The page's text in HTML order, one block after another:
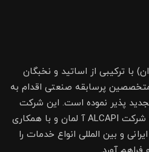
با ترکیبی از اساتید و نخبگان
پرسابقه صنعتی اقدام به
پذیر نموده است. این شرکت
مفتخر است به عنوان نماینده شرکت ALCAPI آ لمان و با همکاری
و بین المللی انواع خدمات را